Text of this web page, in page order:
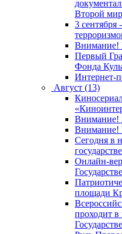
Второй
3 сентября
Внимание!
Первый
Фонда
Интернет-
Август (13)
Внимание!
Внимание!
Сегодня в
Онлайн-
площади
проходит